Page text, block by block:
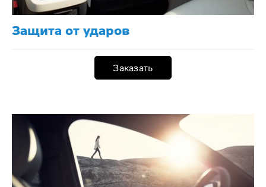
Защита от ударов
Заказать